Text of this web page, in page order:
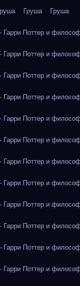
Груша Груша
Поттер и
Поттер и
Поттер и
Поттер и
Поттер и
Поттер и
Поттер и
Поттер и
Поттер и
Поттер и
Поттер и
Поттер и